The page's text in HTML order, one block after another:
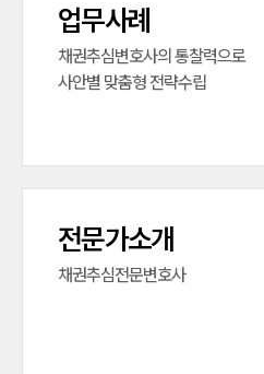
업무사례
채권추심변호사의 통찰력으로
사안별 맞춤형 전략수립
전문가소개
채권추심전문변호사